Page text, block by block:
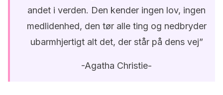
andet i verden. Den kender ingen lov, ingen
medlidenhed, den tør alle ting og nedbryder
ubarmhjertigt alt det, der står på dens vej”
-Agatha Christie-